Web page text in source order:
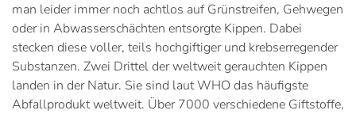
man leider immer noch achtlos auf Grünstreifen, Gehwegen
oder in Abwasserschächten entsorgte Kippen. Dabei
stecken diese voller, teils hochgiftiger und krebserregender
Substanzen. Zwei Drittel der weltweit gerauchten Kippen
landen in der Natur. Sie sind laut WHO das häufigste
Abfallprodukt weltweit. Über 7000 verschiedene Giftstoffe,